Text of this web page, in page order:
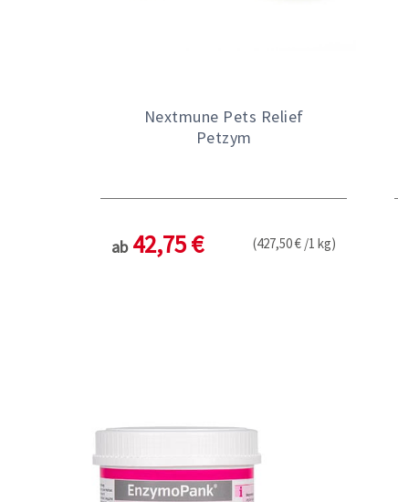
Nextmune Pets Relief
Petzym
ab 42,75 € (427,50 € /1 kg)